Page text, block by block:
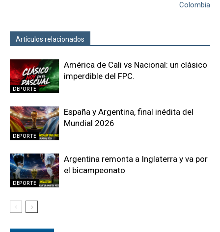
Colombia
Artículos relacionados
DEPORTE
América de Cali vs Nacional: un clásico
imperdible del FPC.
DEPORTE
España y Argentina, final inédita del
Mundial 2026
DEPORTE
Argentina remonta a Inglaterra y va por
el bicampeonato